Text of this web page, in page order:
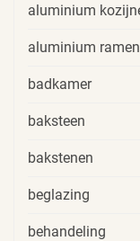
aluminium
aluminium ramen
badkamer
baksteen
bakstenen
beglazing
behandeling